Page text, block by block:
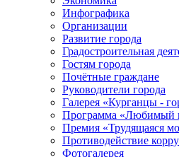
Инфографика
Организации
Развитие города
Градостроительная
Гостям города
Почётные граждане
Руководители города
Галерея «Курганцы -
Программа «Любимый
Премия «Трудящаяся
Противодействие
Фотогалерея